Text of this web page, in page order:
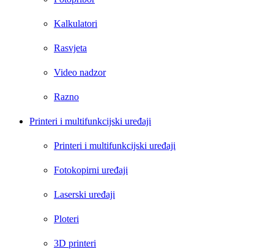
Kalkulatori
Rasvjeta
Video nadzor
Razno
Printeri i multifunkcijski uređaji
Printeri i multifunkcijski uređaji
Fotokopirni uređaji
Laserski uređaji
Ploteri
3D printeri